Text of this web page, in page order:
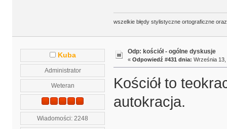
wszelkie błędy stylistyczne ortograficzne
Kuba
Administrator
Weteran
Wiadomości: 2248
Odp: kościół - ogólne dyskusje
« Odpowiedź #431 dnia: Września
Kościół to
autokracja.